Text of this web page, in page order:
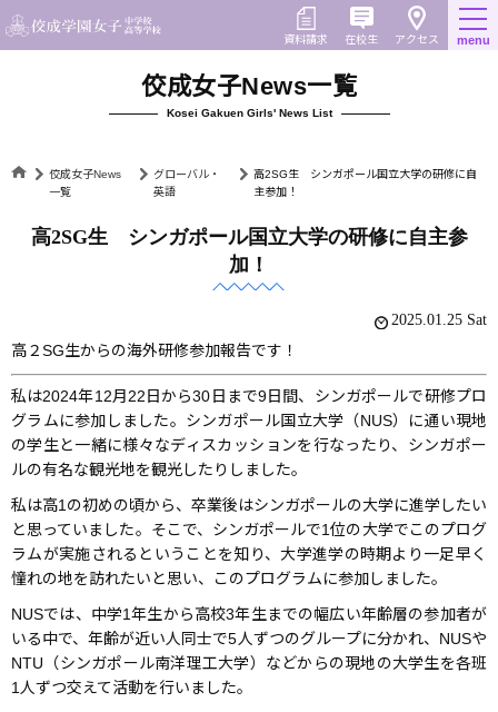
to
content
アクセス
在校生
資料請求 menu
佼成女子News一覧
Kosei Gakuen Girls' News List
佼成女子News
一覧
グローバル・
英語
高2SG生 シンガポール国立大学の研修に自
主参加！
高2SG生 シンガポール国立大学の研修に自主参
加！
2025.01.25 Sat
高２SG生からの海外研修参加報告です！
私は2024年12月22日から30日まで9日間、シンガポールで研修プロ
グラムに参加しました。シンガポール国立大学（NUS）に通い現地
の学生と一緒に様々なディスカッションを行なったり、シンガポー
ルの有名な観光地を観光したりしました。
私は高1の初めの頃から、卒業後はシンガポールの大学に進学したい
と思っていました。そこで、シンガポールで1位の大学でこのプログ
ラムが実施されるということを知り、大学進学の時期より一足早く
憧れの地を訪れたいと思い、このプログラムに参加しました。
NUSでは、中学1年生から高校3年生までの幅広い年齢層の参加者が
いる中で、年齢が近い人同士で5人ずつのグループに分かれ、NUSや
NTU（シンガポール南洋理工大学）などからの現地の大学生を各班
1人ずつ交えて活動を行いました。